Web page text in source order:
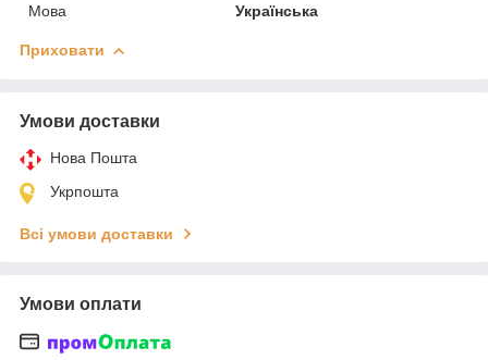
Мова
Українська
Приховати
Умови доставки
Нова Пошта
Укрпошта
Всі умови доставки
Умови оплати